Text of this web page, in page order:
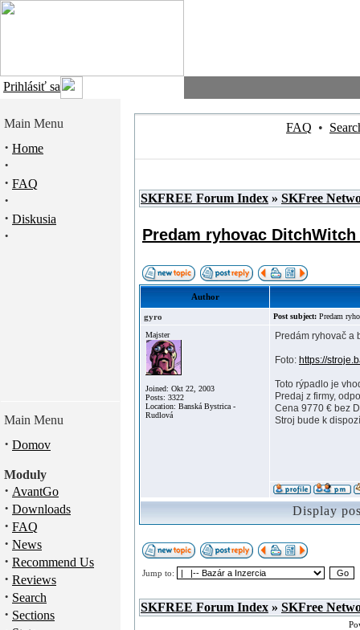
Prihlásiť sa
Main Menu
· Home
·
· FAQ
·
· Diskusia
·
Main Menu
· Domov
Moduly
· AvantGo
· Downloads
· FAQ
· News
· Recommend Us
· Reviews
· Search
· Sections
FAQ •
SKFREE Forum Index » SKFree
Predam ryhovac DitchWitch
Author
gyro Post subject: Predam
Majster
Joined: Okt 22, 2003
Posts: 3322
Location: Banská Bystrica -
Rudlová
Predám ryhovač a
Foto: https://
Toto rýpadlo je
Predaj z firmy,
Cena 9770 € bez
Stroj bude k
Display
Jump to:
SKFREE Forum Index » SKFree